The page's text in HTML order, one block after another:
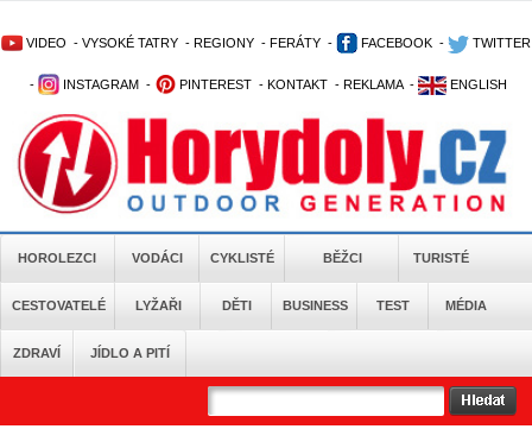
VIDEO - VYSOKÉ TATRY - REGIONY - FERÁTY - FACEBOOK - TWITTER
- INSTAGRAM - PINTEREST - KONTAKT - REKLAMA - ENGLISH
HOROLEZCI VODÁCI CYKLISTÉ BĚŽCI TURISTÉ
CESTOVATELÉ LYŽAŘI DĚTI BUSINESS TEST MÉDIA
ZDRAVÍ JÍDLO A PITÍ